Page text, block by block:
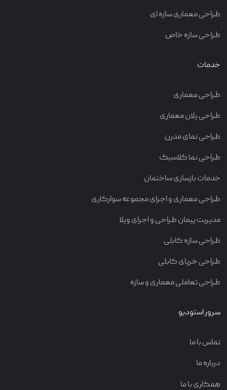
طراحی معماری سازه ای
طراحی سازه خاص
خدمات
طراحی معماری
طراحی پلان معماری
طراحی نمای مدرن
طراحی نما کلاسیک
خدمات بازسازی ساختمان
طراحی معماری و اجرای مجموعه سوارکاری
مدیریت پیمان طراحی و اجرای ویلا
طراحی سازه کابلی
طراحی خرپای کابلی
طراحی تعاملی معماری و سازه
سرور استودیو
تماس با ما
درباره ما
همکاری با ما